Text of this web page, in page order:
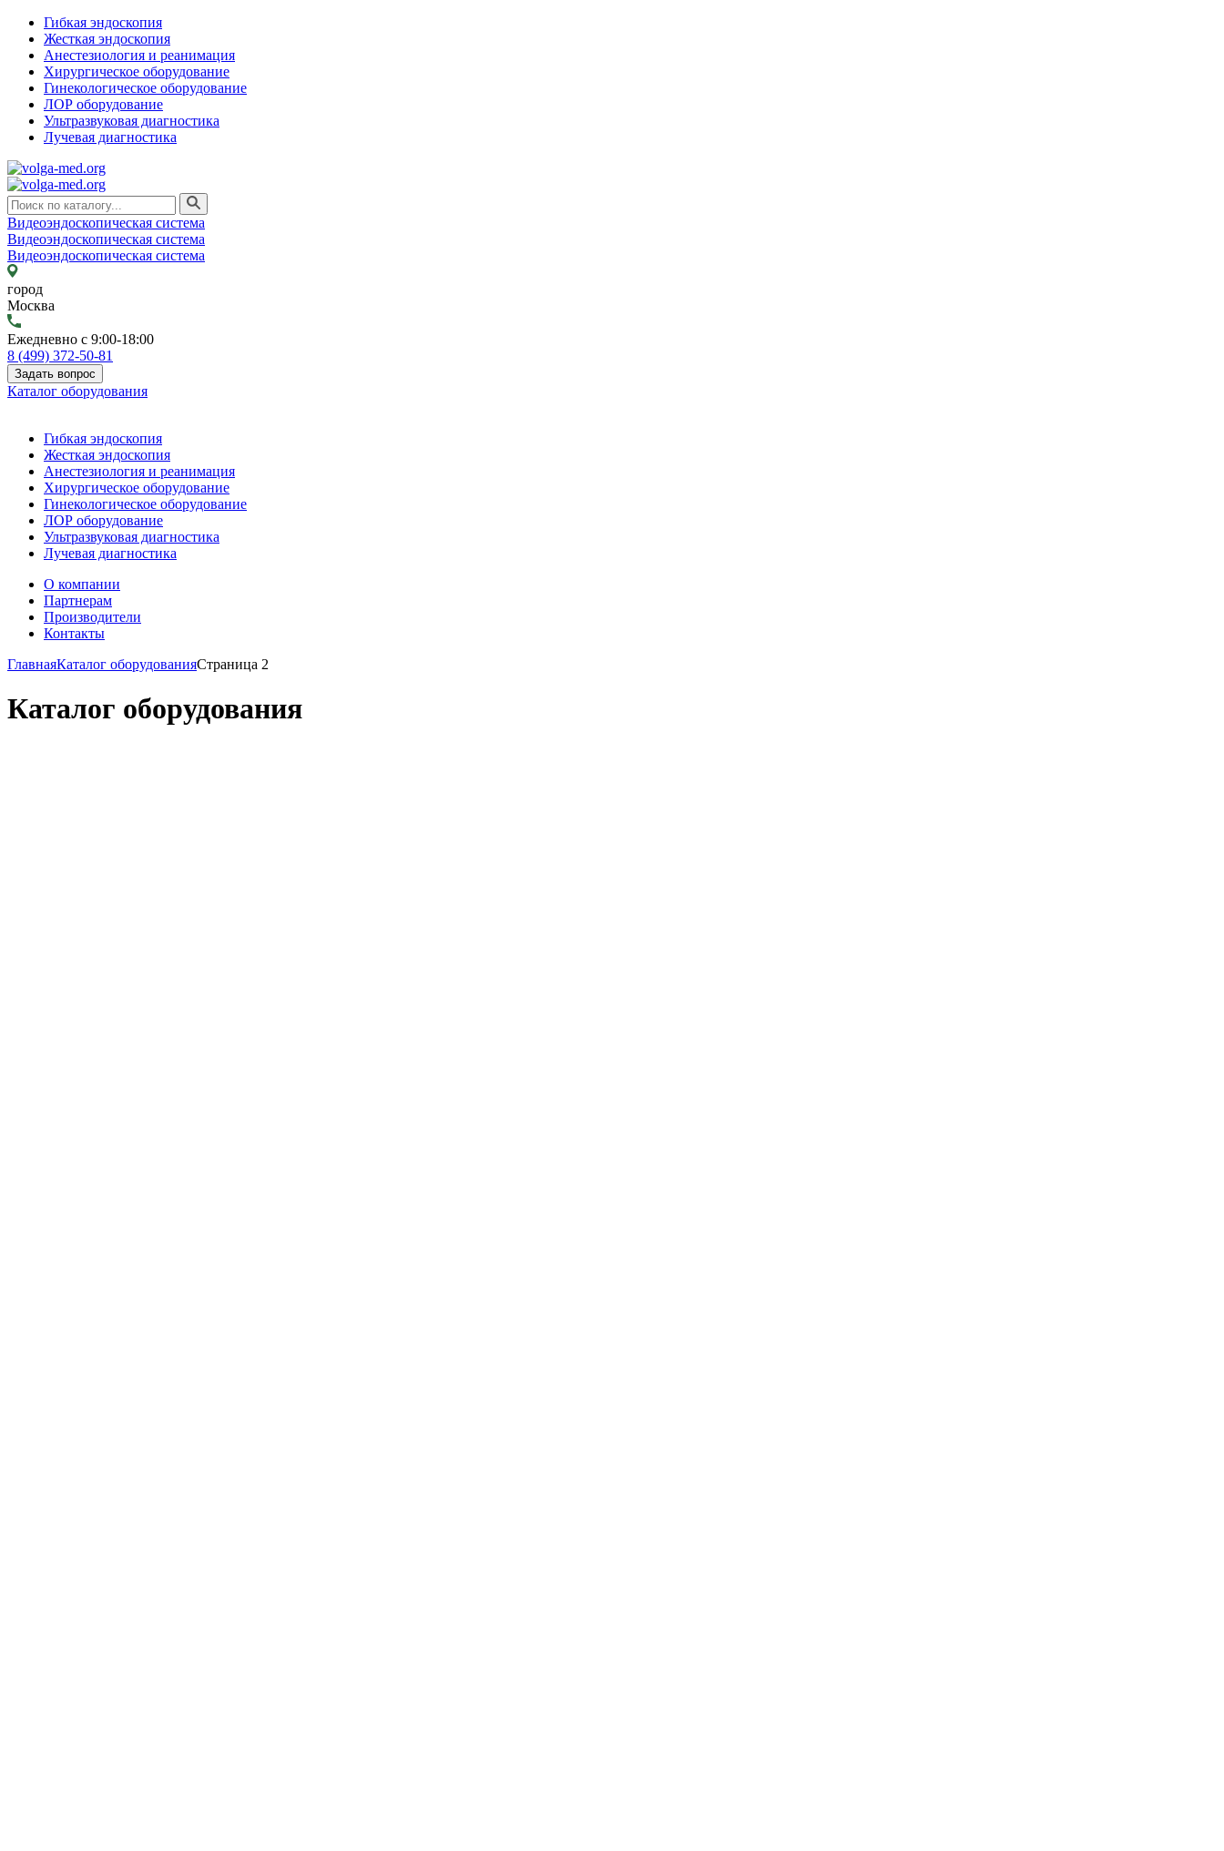
Гибкая эндоскопия
Жесткая эндоскопия
Анестезиология и реанимация
Хирургическое оборудование
Гинекологическое оборудование
ЛОР оборудование
Ультразвуковая диагностика
Лучевая диагностика
Видеоэндоскопическая система
Видеоэндоскопическая система
Видеоэндоскопическая система
город
Москва
Ежедневно с 9:00-18:00
8 (499) 372-50-81
Задать вопрос
Каталог оборудования
Гибкая эндоскопия
Жесткая эндоскопия
Анестезиология и реанимация
Хирургическое оборудование
Гинекологическое оборудование
ЛОР оборудование
Ультразвуковая диагностика
Лучевая диагностика
О компании
Партнерам
Производители
Контакты
ГлавнаяКаталог оборудованияСтраница 2
Каталог оборудования